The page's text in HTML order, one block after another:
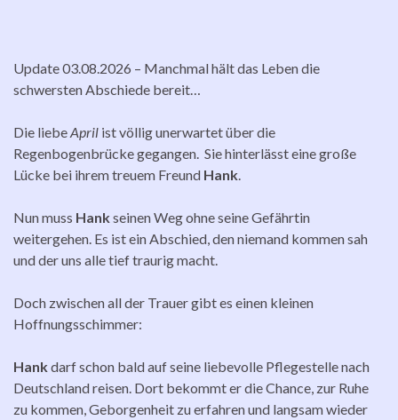
Update 03.08.2026 – Manchmal hält das Leben die
schwersten Abschiede bereit…
Die liebeApril ist völlig unerwartet über die
Regenbogenbrücke gegangen. Sie hinterlässt eine große
Lücke bei ihrem treuem Freund Hank.
Nun muss Hankseinen Weg ohne seine Gefährtin
weitergehen. Es ist ein Abschied, den niemand kommen sah
und der uns alle tief traurig macht.
Doch zwischen all der Trauer gibt es einen kleinen
Hoffnungsschimmer:
Hankdarf schon bald auf seine liebevolle Pflegestelle nach
Deutschland reisen. Dort bekommt er die Chance, zur Ruhe
zu kommen, Geborgenheit zu erfahren und langsam wieder